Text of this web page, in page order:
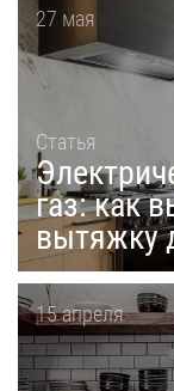
27 мая
Статья
газ: как
вытяжку
15 апреля